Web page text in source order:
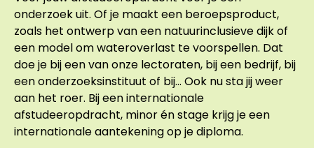
onderzoek uit. Of je maakt een beroepsproduct,
zoals het ontwerp van een natuurinclusieve dijk of
een model om wateroverlast te voorspellen. Dat
doe je bij een van onze lectoraten, bij een bedrijf, bij
een onderzoeksinstituut of bij... Ook nu sta jij weer
aan het roer. Bij een internationale
afstudeeropdracht, minor én stage krijg je een
internationale aantekening op je diploma.